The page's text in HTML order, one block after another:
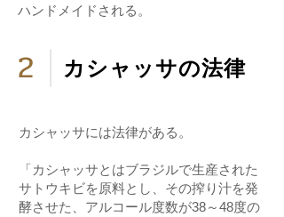
ハンドメイドされる。
2 カシャッサの法律
カシャッサには法律がある。
「カシャッサとはブラジルで生産された
サトウキビを原料とし、その搾り汁を発
酵させた、アルコール度数が38～48度の